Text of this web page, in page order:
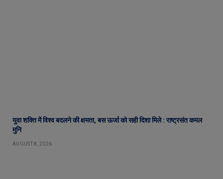
युवा शक्ति में विश्व बदलने की क्षमता, बस ऊर्जा को सही दिशा मिले : राष्ट्रसंत कमल
मुनि
AUGUST 8, 2026